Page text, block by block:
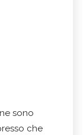
sono
che